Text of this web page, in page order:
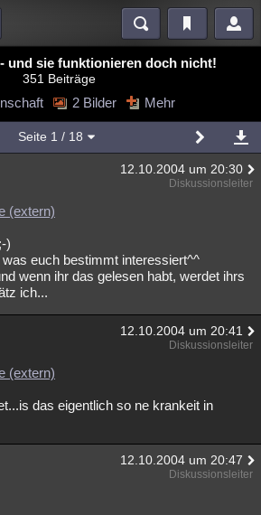
Blogs Videos
Mystery Kriminalfälle
Unterhaltung
Orte
Gaming Filme
und sie funktionieren doch nicht!
351 Beiträge
2 Bilder Mehr
Seite 1 / 18
12.10.2004 um 20:30
Diskussionsleiter
(extern)
)
euch bestimmt interessiert^^
wenn ihr das gelesen habt, werdet ihrs
ich...
12.10.2004 um 20:41
Diskussionsleiter
(extern)
das eigentlich so ne krankeit in
12.10.2004 um 20:47
Diskussionsleiter